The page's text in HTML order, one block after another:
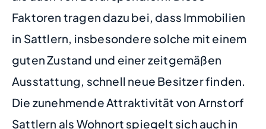
Faktoren tragen dazu bei, dass Immobilien
in Sattlern, insbesondere solche mit einem
guten Zustand und einer zeitgemäßen
Ausstattung, schnell neue Besitzer finden.
Die zunehmende Attraktivität von Arnstorf
Sattlern als Wohnort spiegelt sich auch in